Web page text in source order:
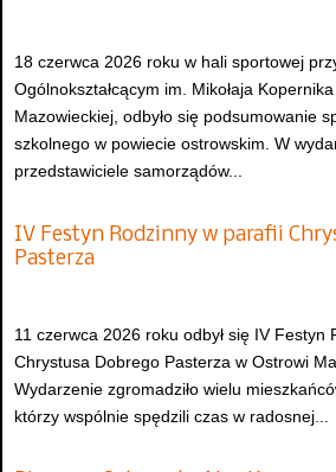
18 czerwca 2026 roku w hali sportowej
Ogólnokształcącym im. Mikołaja
Mazowieckiej, odbyło się podsumowanie
szkolnego w powiecie ostrowskim. W
przedstawiciele samorządów...
IV Festyn Rodzinny w parafii
Pasterza
11 czerwca 2026 roku odbył się IV Festyn
Chrystusa Dobrego Pasterza w Ostrowi
Wydarzenie zgromadziło wielu
którzy wspólnie spędzili czas w radosnej...